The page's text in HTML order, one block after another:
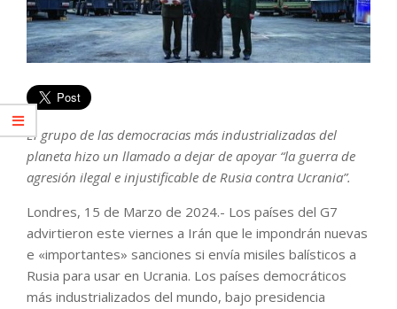
El grupo de las democracias más industrializadas del
planeta hizo un llamado a dejar de apoyar “la guerra de
agresión ilegal e injustificable de Rusia contra Ucrania”.
Londres, 15 de Marzo de 2024.- Los países del G7
advirtieron este viernes a Irán que le impondrán nuevas
e «importantes» sanciones si envía misiles balísticos a
Rusia para usar en Ucrania. Los países democráticos
más industrializados del mundo, bajo presidencia